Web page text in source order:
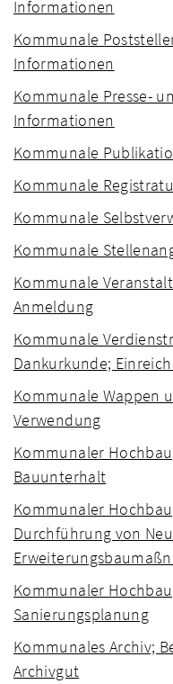
Informationen
Kommunale
Informationen
Kommunale Presse-
Informationen
Kommunale
Kommunale
Kommunale
Kommunale
Kommunale
Anmeldung
Kommunale
Dankurkunde;
Kommunale Wappen
Verwendung
Kommunaler
Bauunterhalt
Kommunaler
Durchführung von
Kommunaler
Sanierungsplanung
Kommunales Archiv;
Archivgut